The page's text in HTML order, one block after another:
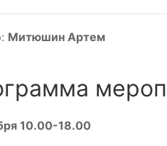
Митюшин Артем
10.00-18.00